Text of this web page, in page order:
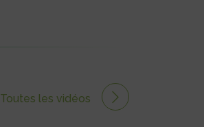
Toutes les vidéos